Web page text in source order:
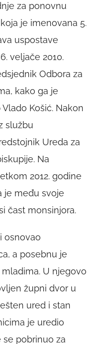
za ponovnu
je imenovana 5.
uspostave
veljače 2010.
Odbora za
kako ga je
Košić. Nakon
službu
Ureda za
Na
2012. godine
je među svoje
čast monsinjora.
osnovao
a posebnu je
U njegovo
župni dvor u
ured i stan
je uredio
pobrinuo za